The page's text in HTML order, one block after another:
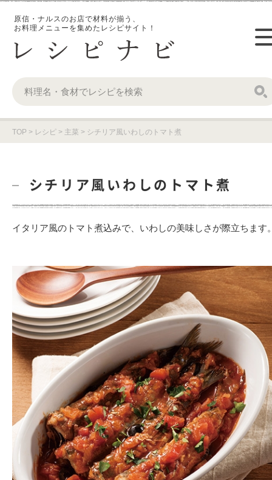
原信・ナルスのお店で材料が揃う、
お料理メニューを集めたレシピサイト！
TOP > レシピ > 主菜 > シチリア風いわしのトマト煮
シチリア風いわしのトマト煮
イタリア風のトマト煮込みで、いわしの美味しさが際立ちます